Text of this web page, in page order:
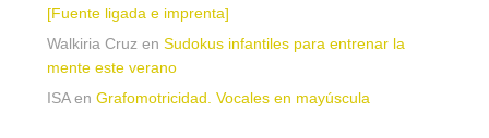
[Fuente ligada e imprenta]
Walkiria Cruz en Sudokus infantiles para entrenar la
mente este verano
ISAen Grafomotricidad. Vocales en mayúscula